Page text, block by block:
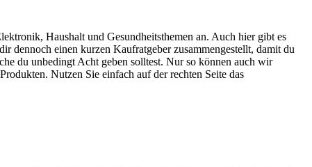
Haushalt und Gesundheitsthemen an. Auch hier gibt es
dennoch einen kurzen Kaufratgeber zusammengestellt, damit du
du unbedingt Acht geben solltest. Nur so können auch wir
Nutzen Sie einfach auf der rechten Seite das